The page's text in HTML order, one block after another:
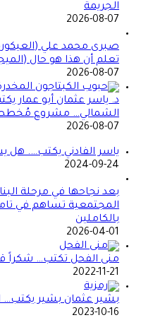
الجريمة
2026-08-07
صبرى محمد علي
تعلم أن هذا هو حال
2026-08-07
د. ياسر عثمان أبو عمار
الشمالي… مشروع مُخطط
2026-08-07
ياسر الفادني يكتب…. هل
2024-09-24
بعد نجاحها في مرحلة
المجتمعية تساهم في
بالكاملين
2026-04-01
منى الفحل تكتب… شكراً
2022-11-21
بشير عثمان بشير يكتب… الــ50 بإحساس
2023-10-16